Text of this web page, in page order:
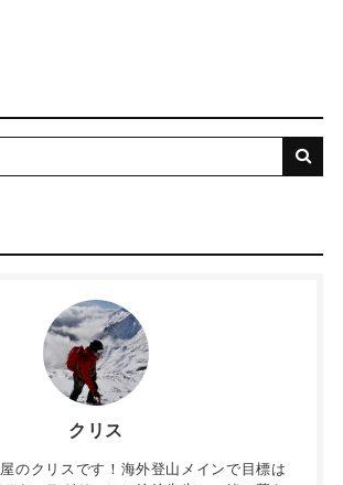
クリス
のクリスです！海外登山メインで目標は